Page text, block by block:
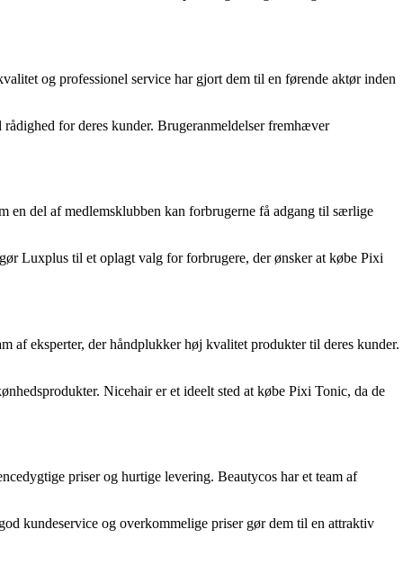
og professionel service har gjort dem til en førende aktør inden
for deres kunder. Brugeranmeldelser fremhæver
en del af medlemsklubben kan forbrugerne få adgang til særlige
Luxplus til et oplagt valg for forbrugere, der ønsker at købe Pixi
af eksperter, der håndplukker høj kvalitet produkter til deres kunder.
Nicehair er et ideelt sted at købe Pixi Tonic, da de
priser og hurtige levering. Beautycos har et team af
kundeservice og overkommelige priser gør dem til en attraktiv